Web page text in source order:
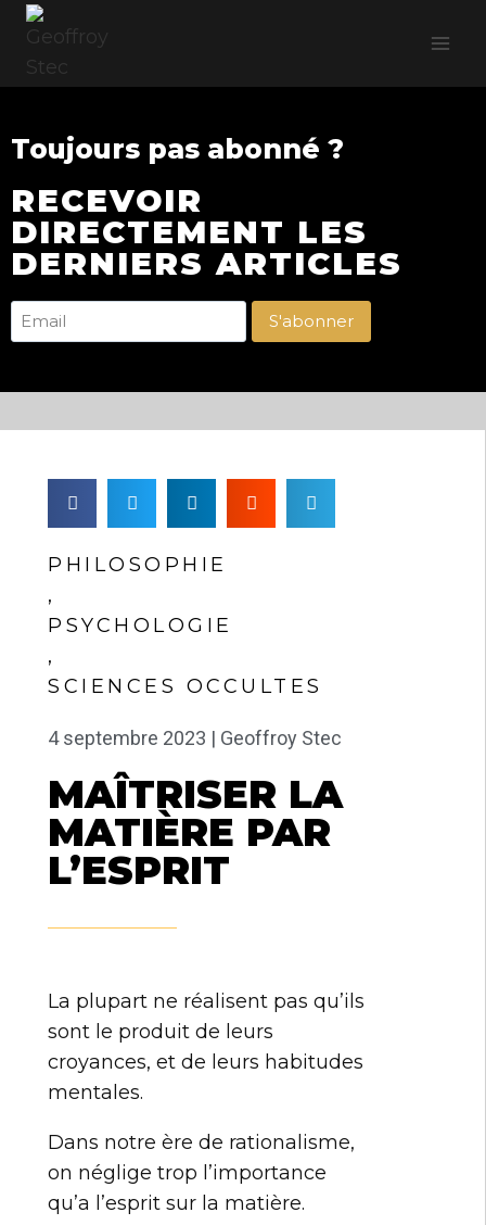
Toujours pas abonné ?
RECEVOIR
DIRECTEMENT LES
DERNIERS ARTICLES
PHILOSOPHIE
,
PSYCHOLOGIE
,
SCIENCES OCCULTES
4 septembre 2023 | Geoffroy Stec
MAÎTRISER LA
MATIÈRE PAR
L’ESPRIT
La plupart ne réalisent pas qu’ils
sont le produit de leurs
croyances, et de leurs habitudes
mentales.
Dans notre ère de rationalisme,
on néglige trop l’importance
qu’a l’esprit sur la matière.